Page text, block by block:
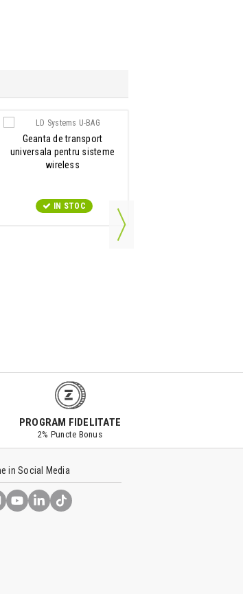
Geanta de transport
universala pentru sisteme
wireless
IN STOC
PROGRAM FIDELITATE
2% Puncte Bonus
in Social Media